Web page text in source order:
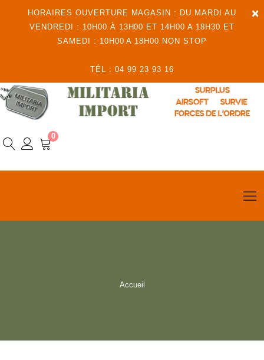
×
HORAIRES OUVERTURE MAGASIN : DU MARDI AU
VENDREDI : 10H00 À 13H00 ET 14H00 A 18H30 ET
SAMEDI : 10H00 A 18H00 NON STOP
TÉL : 04 99 23 93 16
0
Accueil